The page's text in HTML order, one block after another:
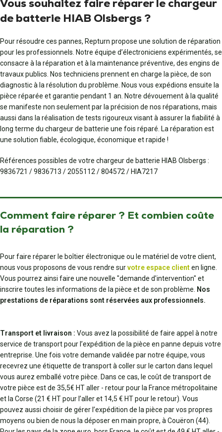
Vous souhaitez faire réparer le chargeur
de batterie HIAB Olsbergs ?
Pour résoudre ces pannes, Repturn propose une solution de réparation
pour les professionnels. Notre équipe d’électroniciens expérimentés, se
consacre à la réparation et à la maintenance préventive, des engins de
travaux publics. Nos techniciens prennent en charge la pièce, de son
diagnostic à la résolution du problème. Nous vous expédions ensuite la
pièce réparée et garantie pendant 1 an. Notre dévouement à la qualité
se manifeste non seulement par la précision de nos réparations, mais
aussi dans la réalisation de tests rigoureux visant à assurer la fiabilité à
long terme du chargeur de batterie une fois réparé. La réparation est
une solution fiable, écologique, économique et rapide !
Références possibles de votre chargeur de batterie HIAB Olsbergs :
9836721 / 9836713 / 2055112 / 804572 / HIA7217
Comment faire réparer ? Et combien coûte
la réparation ?
Pour faire réparer le boîtier électronique ou le matériel de votre client,
nous vous proposons de vous rendre survotre espace clienten ligne.
Vous pourrez ainsi faire une nouvelle "demande d'intervention" et
inscrire toutes les informations de la pièce et de son problème. Nos
prestations de réparations sont réservées aux professionnels.
Transport et livraison : Vous avez la possibilité de faire appel à notre
service de transport pour l’expédition de la pièce en panne depuis votre
entreprise. Une fois votre demande validée par notre équipe, vous
recevrez une étiquette de transport à coller sur le carton dans lequel
vous aurez emballé votre pièce. Dans ce cas, le coût de transport de
votre pièce est de 35,5€ HT aller - retour pour la France métropolitaine
et la Corse (21 € HT pour l’aller et 14,5 € HT pour le retour). Vous
pouvez aussi choisir de gérer l’expédition de la pièce par vos propres
moyens ou bien de nous la déposer en main propre, à Couëron (44).